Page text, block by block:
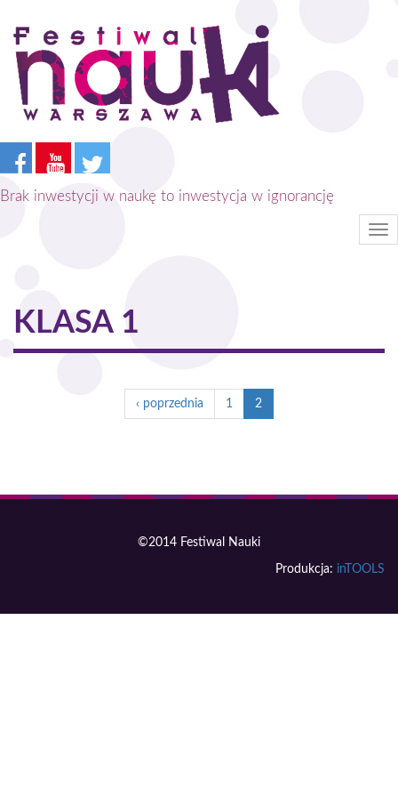
Przejdź
treści
Brak inwestycji w naukę to inwestycja w ignorancję
KLASA 1
‹ poprzednia 1 2
©2014 Festiwal Nauki
Produkcja: inTOOLS